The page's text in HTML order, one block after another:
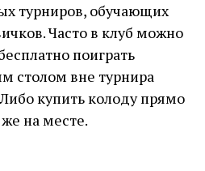
турниров, обучающих
Часто в клуб можно
поиграть
столом вне турнира
купить колоду прямо
на месте.